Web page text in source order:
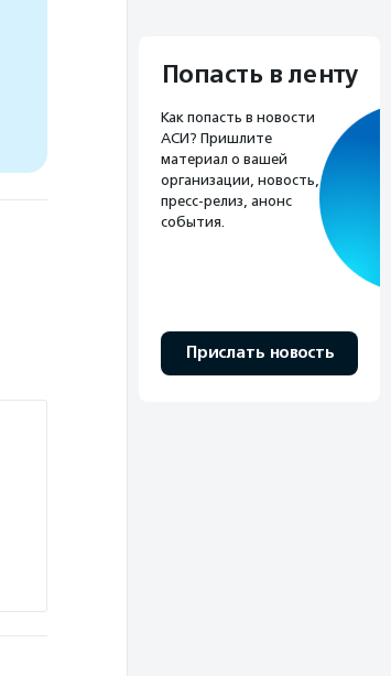
Попасть в ленту
Как попасть в новости
АСИ? Пришлите
материал о вашей
организации, новость,
пресс-релиз, анонс
события.
Прислать новость